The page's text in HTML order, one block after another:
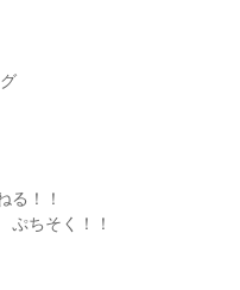
る！！
ちそく！！